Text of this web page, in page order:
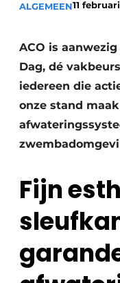
Video’s
Aanmelden
Bedrijven
Bedrijven
Beton &
BIM
Dak & Gevel
Houtbouw
HVAC
ALGEMEEN11
ACO is
Dag, dé
iedereen die
onze stand
Fijn